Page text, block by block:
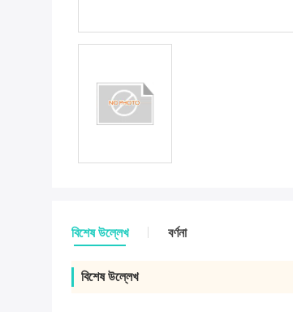
বিশেষ উল্লেখ বর্ণনা
বিশেষ উল্লেখ